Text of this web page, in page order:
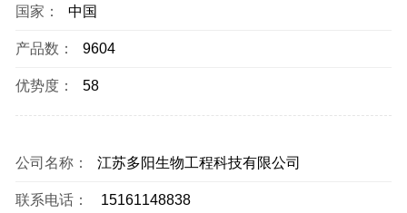
国家： 中国
产品数： 9604
优势度： 58
公司名称： 江苏多阳生物工程科技有限公司
联系电话： 15161148838